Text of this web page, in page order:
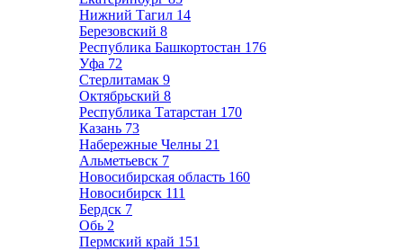
Нижний Тагил 14
Березовский 8
Республика Башкортостан 176
Уфа 72
Стерлитамак 9
Октябрьский 8
Республика Татарстан 170
Казань 73
Набережные Челны 21
Альметьевск 7
Новосибирская область 160
Новосибирск 111
Бердск 7
Обь 2
Пермский край 151